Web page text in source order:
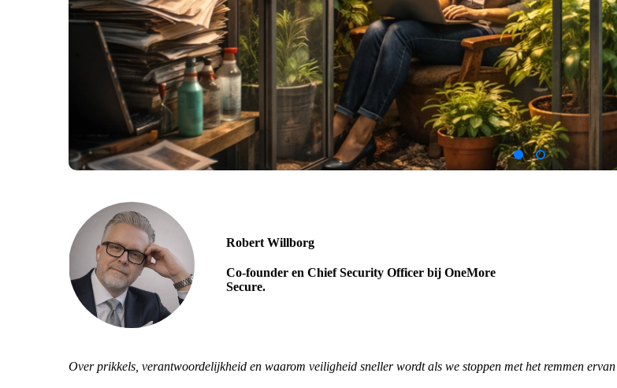
Robert Willborg
Co-founder en Chief Security Officer bij OneMore
Secure.
Over prikkels, verantwoordelijkheid en waarom veiligheid sneller wordt als we stoppen met het remmen ervan